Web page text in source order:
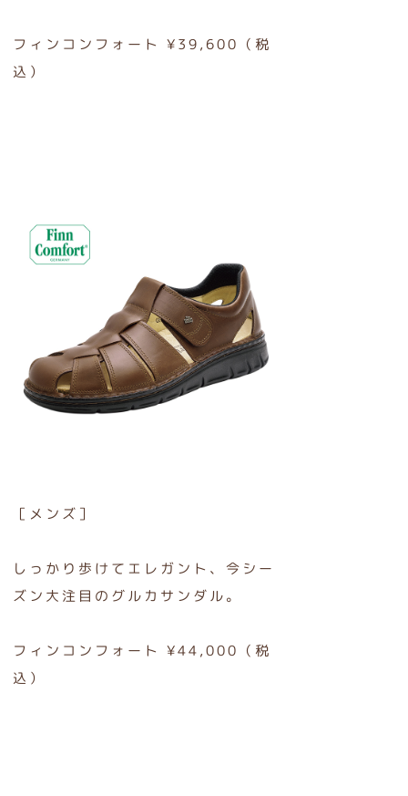
フィンコンフォート ¥39,600（税
込）
［メンズ］
しっかり歩けてエレガント、今シー
ズン大注目のグルカサンダル。
フィンコンフォート ¥44,000（税
込）